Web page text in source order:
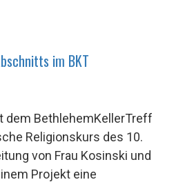
im BKT
dem BethlehemKellerTreff
Religionskurs des 10.
von Frau Kosinski und
Projekt eine